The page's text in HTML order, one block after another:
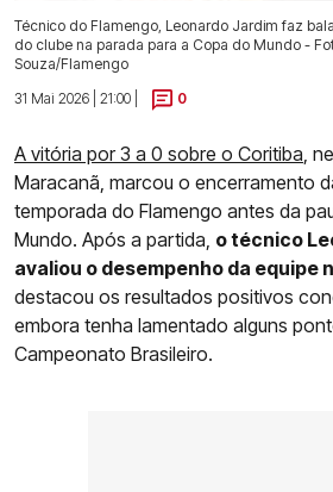
Técnico do Flamengo, Leonardo Jardim faz
do clube na parada para a Copa do Mundo -
Souza/Flamengo
31 Mai 2026 | 21:00 |
0
A vitória por 3 a 0 sobre o Coritiba ,
Maracanã, marcou o encerramento
temporada do Flamengo antes da
Mundo. Após a partida, o técnico
avaliou o desempenho da equipe
destacou os resultados positivos
embora tenha lamentado alguns
Campeonato Brasileiro.